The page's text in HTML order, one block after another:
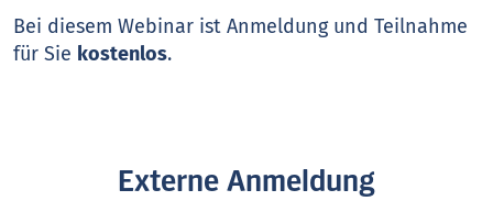
Bei diesem Webinar ist Anmeldung und Teilnahme
für Sie kostenlos.
Externe Anmeldung